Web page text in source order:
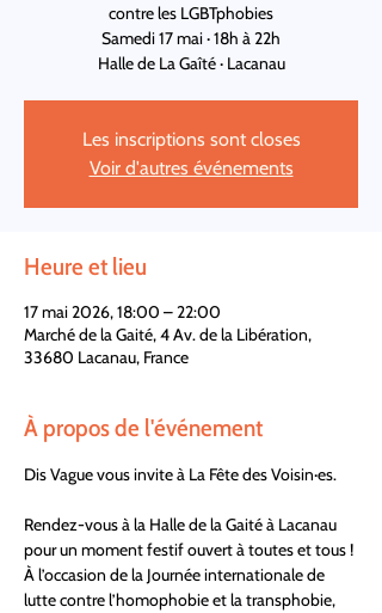
contre les LGBTphobies
Samedi 17 mai · 18h à 22h
Halle de La Gaîté · Lacanau
Les inscriptions sont closes
Voir d'autres événements
Heure et lieu
17 mai 2026, 18:00 – 22:00
Marché de la Gaité, 4 Av. de la Libération,
33680 Lacanau, France
À propos de l'événement
Dis Vague vous invite à La Fête des Voisin·es.
Rendez-vous à la Halle de la Gaité à Lacanau
pour un moment festif ouvert à toutes et tous !
À l’occasion de la Journée internationale de
lutte contre l’homophobie et la transphobie,